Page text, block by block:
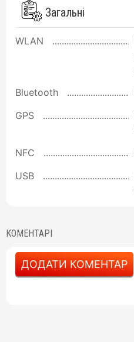
Загальні
WLAN
Bluetooth
GPS
NFC
USB
КОМЕНТАРІ
ДОДАТИ КОМЕНТАР